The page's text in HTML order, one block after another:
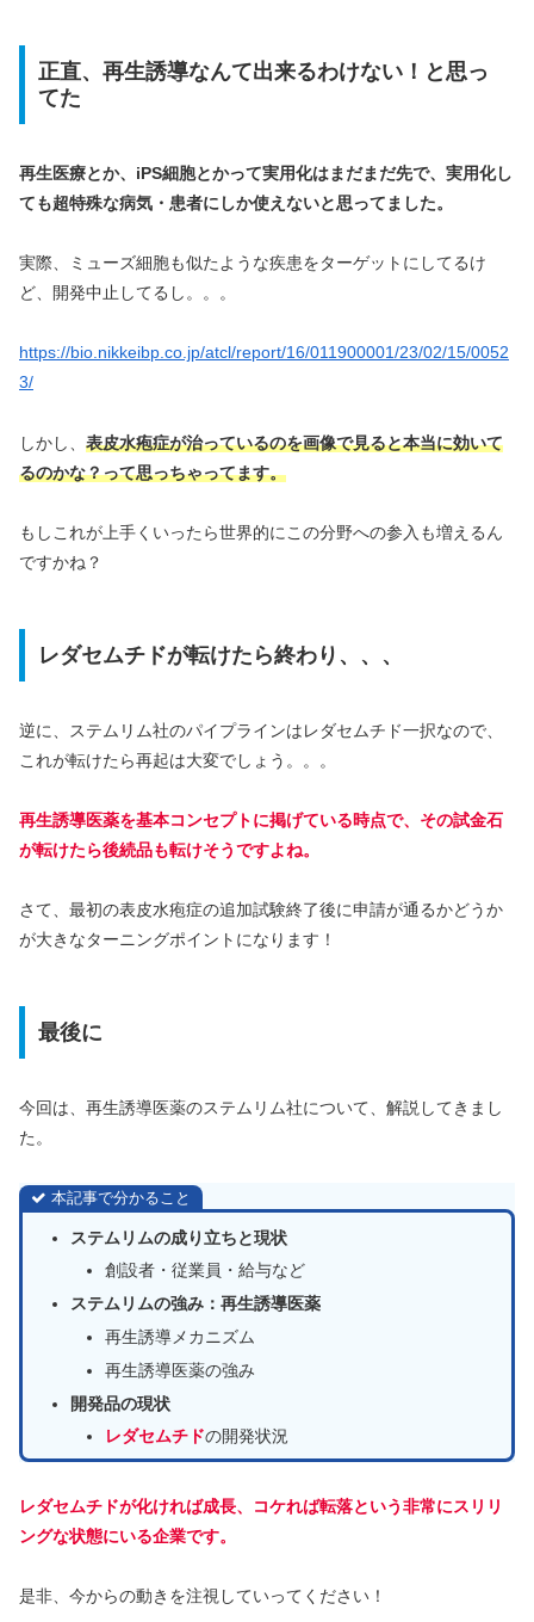
正直、再生誘導なんて出来るわけない！と思っ
てた
再生医療とか、iPS細胞とかって実用化はまだまだ先で、実用化し
ても超特殊な病気・患者にしか使えないと思ってました。
実際、ミューズ細胞も似たような疾患をターゲットにしてるけ
ど、開発中止してるし。。。
https://bio.nikkeibp.co.jp/atcl/report/16/011900001/23/02/15/0052
3/
しかし、 表皮水疱症が治っているのを画像で見ると本当に効いて
るのかな？って思っちゃってます。
もしこれが上手くいったら世界的にこの分野への参入も増えるん
ですかね？
レダセムチドが転けたら終わり、、、
逆に、ステムリム社のパイプラインはレダセムチド一択なので、
これが転けたら再起は大変でしょう。。。
再生誘導医薬を基本コンセプトに掲げている時点で、その試金石
が転けたら後続品も転けそうですよね。
さて、最初の表皮水疱症の追加試験終了後に申請が通るかどうか
が大きなターニングポイントになります！
最後に
今回は、再生誘導医薬のステムリム社について、解説してきまし
た。
本記事で分かること
ステムリムの成り立ちと現状
創設者・従業員・給与など
ステムリムの強み：再生誘導医薬
再生誘導メカニズム
再生誘導医薬の強み
開発品の現状
レダセムチドの開発状況
レダセムチドが化ければ成長、コケれば転落という非常にスリリ
ングな状態にいる企業です。
是非、今からの動きを注視していってください！